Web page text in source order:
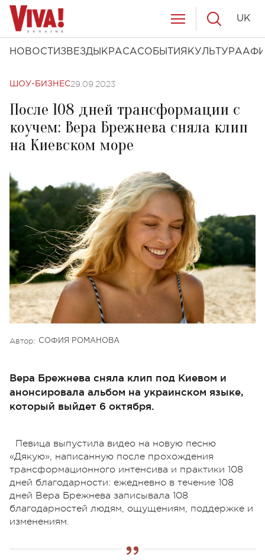
НОВОСТИ ЗВЕЗДЫ КРАСАСОБЫТИЯ КУЛЬТУРА
UK
ШОУ-БИЗНЕС29.09.2023
После 108 дней трансформации с
коучем: Вера Брежнева сняла клип
на Киевском море
Автор: СОФИЯ РОМАНОВА
Вера Брежнева сняла клип под Киевом и
анонсировала альбом на украинском языке,
который выйдет 6 октября.
Певица выпустила видео на новую песню
«Дякую», написанную после прохождения
трансформационного интенсива и практики 108
дней благодарности: ежедневно в течение 108
дней Вера Брежнева записывала 108
благодарностей людям, ощущениям, поддержке и
изменениям.